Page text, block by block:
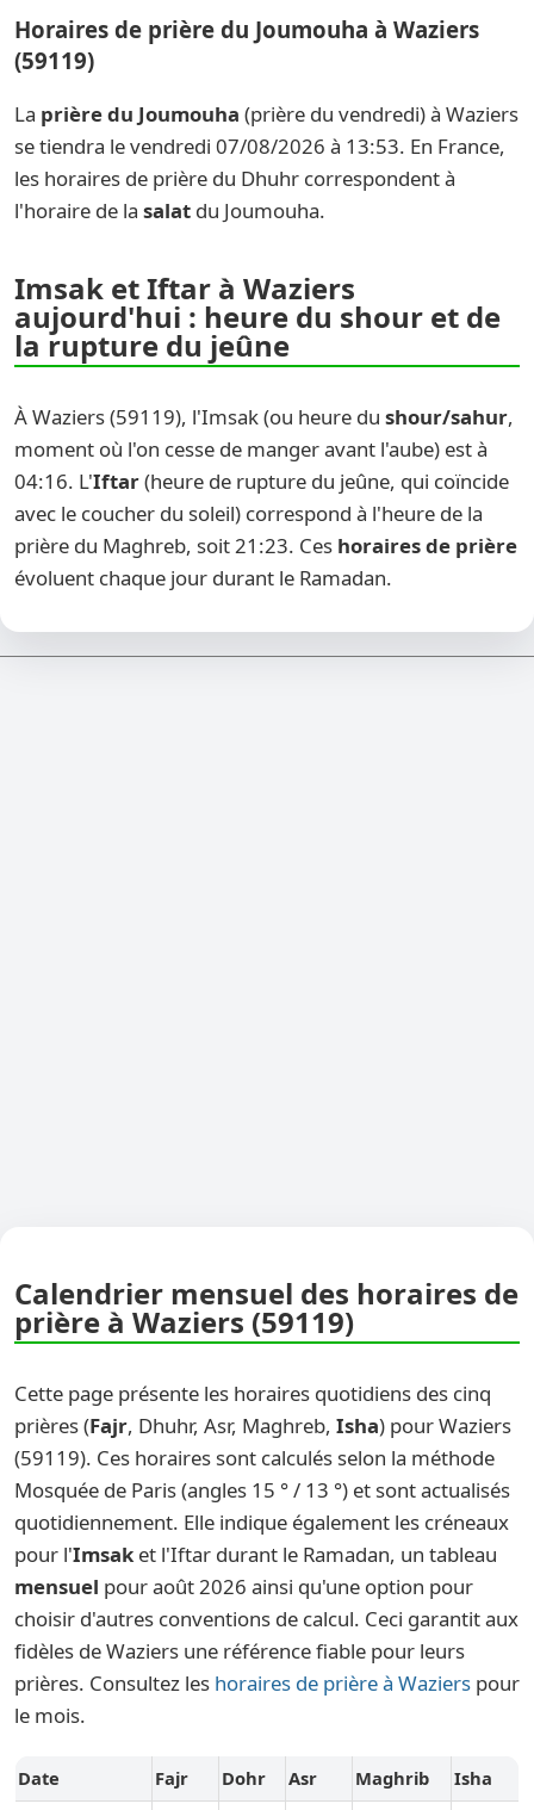
Horaires de prière du Joumouha à Waziers
(59119)
La prière du Joumouha (prière du vendredi) à Waziers
se tiendra le vendredi 07/08/2026 à 13:53. En France,
les horaires de prière du Dhuhr correspondent à
l'horaire de la salat du Joumouha.
Imsak et Iftar à Waziers
aujourd'hui : heure du shour et de
la rupture du jeûne
À Waziers (59119), l'Imsak (ou heure du shour/sahur,
moment où l'on cesse de manger avant l'aube) est à
04:16. L'Iftar(heure de rupture du jeûne, qui coïncide
avec le coucher du soleil) correspond à l'heure de la
prière du Maghreb, soit 21:23. Ces horaires de prière
évoluent chaque jour durant le Ramadan.
Calendrier mensuel des horaires de
prière à Waziers (59119)
Cette page présente les horaires quotidiens des cinq
prières (Fajr, Dhuhr, Asr, Maghreb, Isha) pour Waziers
(59119). Ces horaires sont calculés selon la méthode
Mosquée de Paris (angles 15 ° / 13 °) et sont actualisés
quotidiennement. Elle indique également les créneaux
pour l'Imsak et l'Iftar durant le Ramadan, un tableau
mensuel pour août 2026 ainsi qu'une option pour
choisir d'autres conventions de calcul. Ceci garantit aux
fidèles de Waziers une référence fiable pour leurs
prières. Consultez les horaires de prière à Waziers pour
le mois.
Date Fajr Dohr Asr Maghrib
Isha